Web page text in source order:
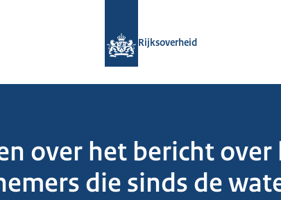
Rijksoverheid
over het bericht
die sinds de